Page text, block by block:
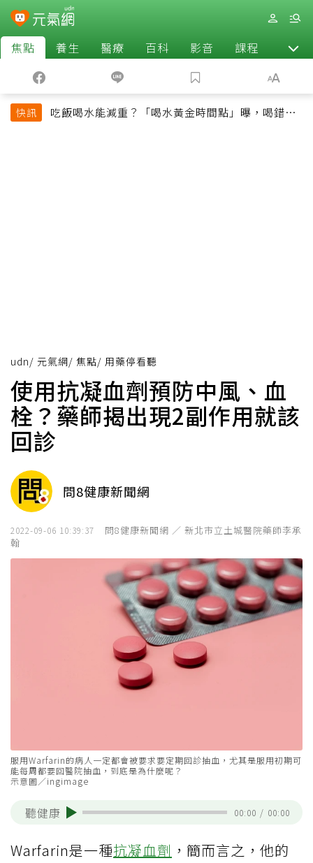
焦點 養生 醫療 百科 影音 課程 退休
快訊
吃飯喝水能減重？「喝水黃金時間點」曝，喝錯時
udn/ 元氣網/ 焦點/ 用藥停看聽
使用抗凝血劑預防中風、血
栓？藥師揭出現2副作用就該
回診
問8健康新聞網
2022-09-06 10:39:37
問8健康新聞網 ／ 新北市立土城醫院藥師李承
翰
服用Warfarin的病人一定都會被要求要定期回診抽血，尤其是服用初期可
能每周都要回醫院抽血，到底是為什麼呢？
示意圖／ingimage
聽健康 00:00 / 00:00
Warfarin是一種抗凝血劑 ，簡而言之，他的